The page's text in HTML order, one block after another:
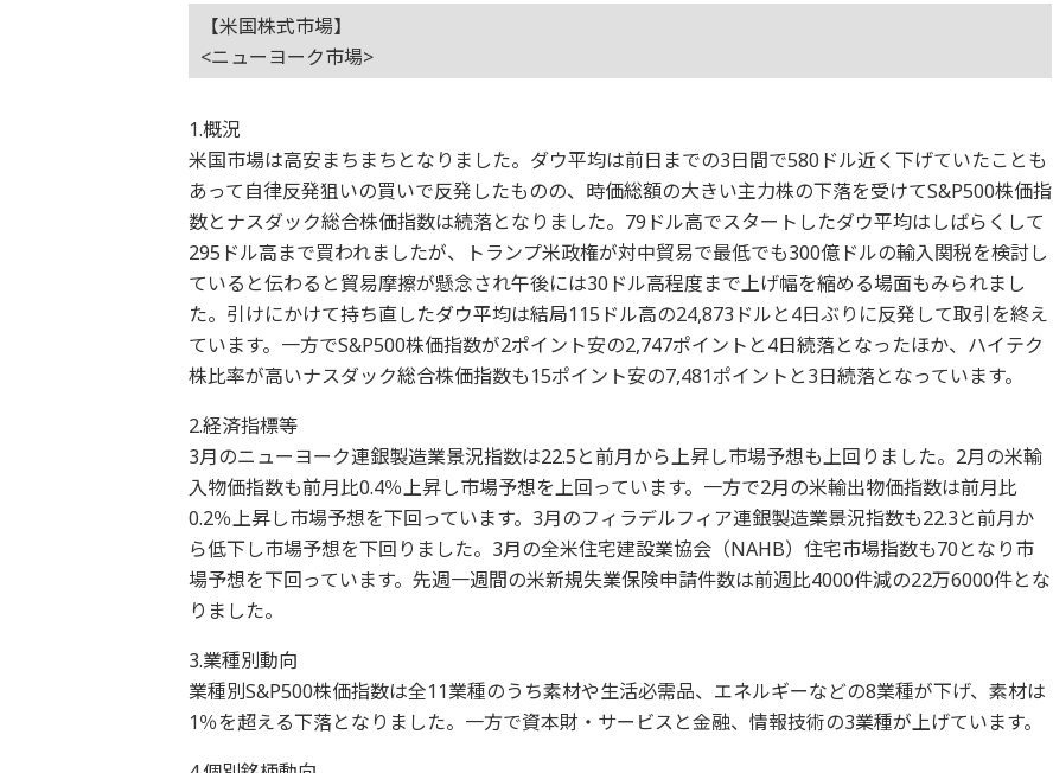
【米国株式市場】
<ニューヨーク市場>
1.概況
米国市場は高安まちまちとなりました。ダウ平均は前日までの3日間で580ドル近く下げていたことも
あって自律反発狙いの買いで反発したものの、時価総額の大きい主力株の下落を受けてS&P500株価指
数とナスダック総合株価指数は続落となりました。79ドル高でスタートしたダウ平均はしばらくして
295ドル高まで買われましたが、トランプ米政権が対中貿易で最低でも300億ドルの輸入関税を検討し
ていると伝わると貿易摩擦が懸念され午後には30ドル高程度まで上げ幅を縮める場面もみられまし
た。引けにかけて持ち直したダウ平均は結局115ドル高の24,873ドルと4日ぶりに反発して取引を終え
ています。一方でS&P500株価指数が2ポイント安の2,747ポイントと4日続落となったほか、ハイテク
株比率が高いナスダック総合株価指数も15ポイント安の7,481ポイントと3日続落となっています。
2.経済指標等
3月のニューヨーク連銀製造業景況指数は22.5と前月から上昇し市場予想も上回りました。2月の米輸
入物価指数も前月比0.4％上昇し市場予想を上回っています。一方で2月の米輸出物価指数は前月比
0.2％上昇し市場予想を下回っています。3月のフィラデルフィア連銀製造業景況指数も22.3と前月か
ら低下し市場予想を下回りました。3月の全米住宅建設業協会（NAHB）住宅市場指数も70となり市
場予想を下回っています。先週一週間の米新規失業保険申請件数は前週比4000件減の22万6000件とな
りました。
3.業種別動向
業種別S&P500株価指数は全11業種のうち素材や生活必需品、エネルギーなどの8業種が下げ、素材は
1％を超える下落となりました。一方で資本財・サービスと金融、情報技術の3業種が上げています。